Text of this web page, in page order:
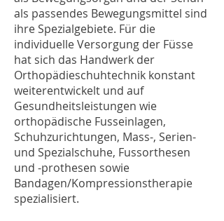
als passendes Bewegungsmittel sind
ihre Spezialgebiete. Für die
individuelle Versorgung der Füsse
hat sich das Handwerk der
Orthopädieschuhtechnik konstant
weiterentwickelt und auf
Gesundheitsleistungen wie
orthopädische Fusseinlagen,
Schuhzurichtungen, Mass-, Serien-
und Spezialschuhe, Fussorthesen
und -prothesen sowie
Bandagen/Kompressionstherapie
spezialisiert.